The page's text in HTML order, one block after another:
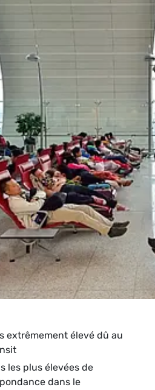
extrêmement élevé dû au
les plus élevées de
dans le